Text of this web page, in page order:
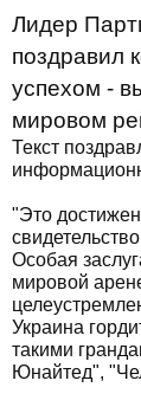
Лидер
поздравил
успехом -
мировом
Текст
"Это
Особая
мировой
Украина
такими
Юнайтед",